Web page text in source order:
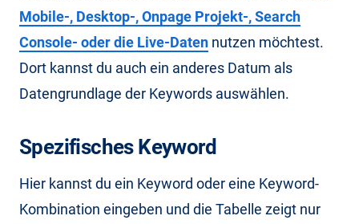
Mobile-, Desktop-, Onpage Projekt-, Search
Console- oder die Live-Daten nutzen möchtest.
Dort kannst du auch ein anderes Datum als
Datengrundlage der Keywords auswählen.
Spezifisches Keyword
Hier kannst du ein Keyword oder eine Keyword-
Kombination eingeben und die Tabelle zeigt nur